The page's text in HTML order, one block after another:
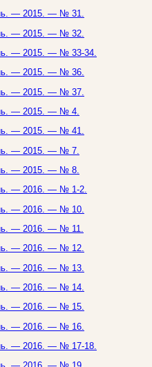
— 2015. — № 31.
— 2015. — № 32.
— 2015. — № 33-34.
— 2015. — № 36.
— 2015. — № 37.
— 2015. — № 4.
— 2015. — № 41.
— 2015. — № 7.
— 2015. — № 8.
— 2016. — № 1-2.
— 2016. — № 10.
— 2016. — № 11.
— 2016. — № 12.
— 2016. — № 13.
— 2016. — № 14.
— 2016. — № 15.
— 2016. — № 16.
— 2016. — № 17-18.